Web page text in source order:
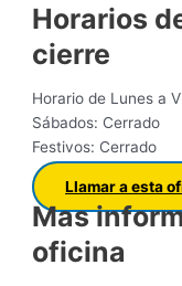
Horarios
cierre
Horario de Lunes a
Sábados: Cerrado
Festivos: Cerrado
Llamar a esta
Mas
oficina